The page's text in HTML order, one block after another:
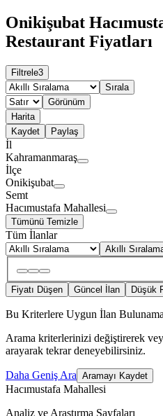
Onikişubat
Restaurant Fiyatları
Filtrele3
Sırala
Görünüm
Harita
Kaydet
Paylaş
İl
Kahramanmaraş
İlçe
Onikişubat
Semt
Hacımustafa Mahallesi
Tümünü Temizle
Tüm İlanlar
Akıllı
Fiyatı Düşen Güncel İlan Düşük
Bu Kriterlere Uygun İlan
Arama kriterlerinizi değiştirerek
arayarak tekrar deneyebilirsiniz.
Daha Geniş Ara Aramayı Kaydet
Hacımustafa Mahallesi
Analiz ve Araştırma Sayfaları